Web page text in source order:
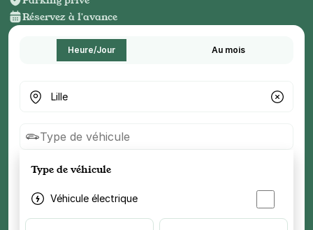
Réservez à l'avance
Heure/Jour Au mois
Où cherchez-vous un parking ?
Type de véhicule
Type de véhicule
Véhicule électrique